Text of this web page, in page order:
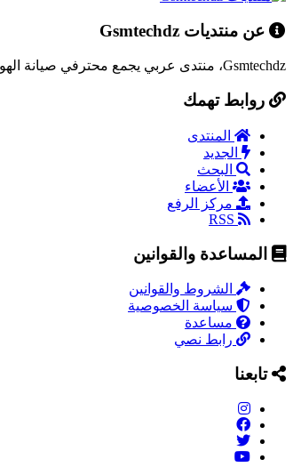
عن منتديات Gsmtechdz
Gsmtechdz، منتدى عربي يجمع محترفي صيانة الهواتف، السوفتوير، حلول المشاكل التقنية، وكل ما يخص عالم التقنية.
روابط تهمك
المنتدى
الجديد
البحث
الأعضاء
مركز الرفع
المساعدة والقوانين
الشروط والقوانين
سياسة الخصوصية
مساعدة
رابط نصي
تابعنا